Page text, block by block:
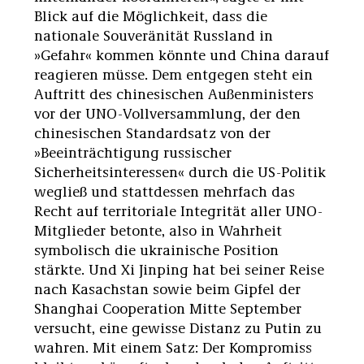
Blick auf die Möglichkeit, dass die
nationale Souveränität Russland in
»Gefahr« kommen könnte und China darauf
reagieren müsse. Dem entgegen steht ein
Auftritt des chinesischen Außenministers
vor der UNO-Vollversammlung, der den
chinesischen Standardsatz von der
»Beeinträchtigung russischer
Sicherheitsinteressen« durch die US-Politik
wegließ und stattdessen mehrfach das
Recht auf territoriale Integrität aller UNO-
Mitglieder betonte, also in Wahrheit
symbolisch die ukrainische Position
stärkte. Und Xi Jinping hat bei seiner Reise
nach Kasachstan sowie beim Gipfel der
Shanghai Cooperation Mitte September
versucht, eine gewisse Distanz zu Putin zu
wahren. Mit einem Satz: Der Kompromiss